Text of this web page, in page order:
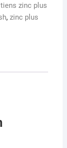
tiens zinc plus
, zinc plus